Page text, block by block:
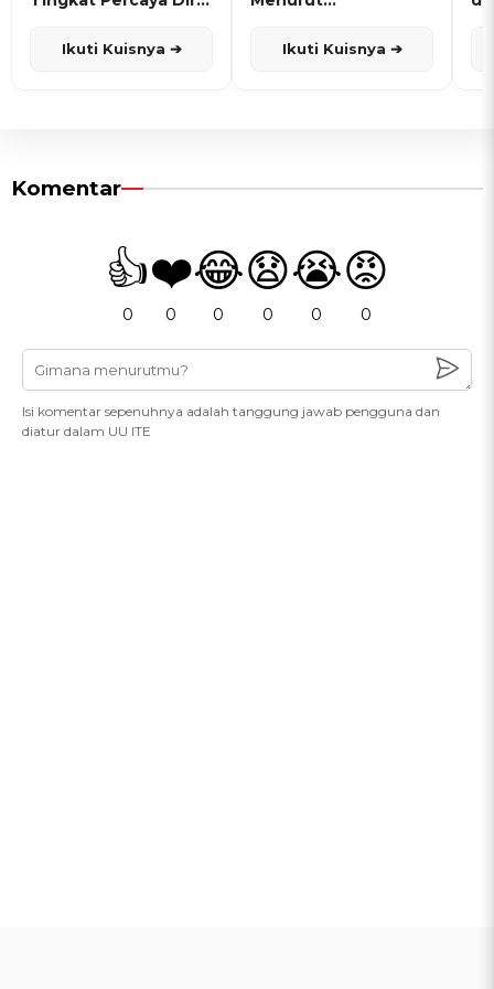
Ikuti Kuisnya ➔ Ikuti Kuisnya ➔
Komentar
👍
0
❤️
0
😂
0
😧
0
😭
0
😡
0
Isi komentar sepenuhnya adalah tanggung jawab pengguna dan
diatur dalam UU ITE